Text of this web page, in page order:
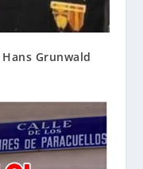
Grunwald